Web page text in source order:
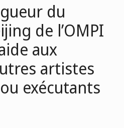
du
de l’OMPI
aux
artistes
exécutants